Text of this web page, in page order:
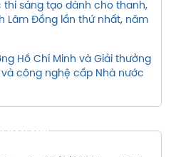
thi sáng tạo dành cho thanh,
Lâm Đồng lần thứ nhất, năm
Hồ Chí Minh và Giải thưởng
công nghệ cấp Nhà nước
BẢN MỚI